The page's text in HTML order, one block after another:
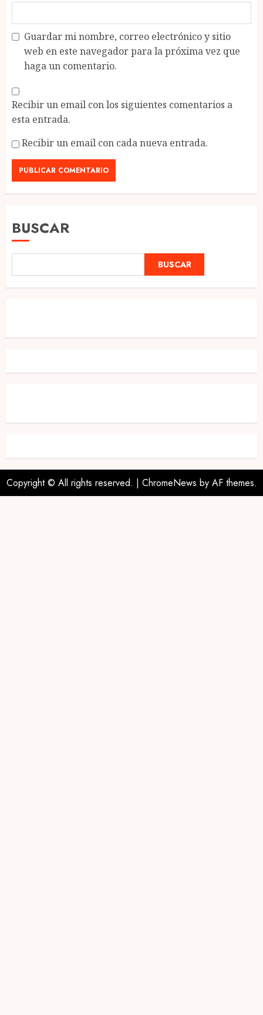
Guardar mi nombre, correo electrónico y sitio
web en este navegador para la próxima vez que
haga un comentario.
Recibir un email con los siguientes comentarios a
esta entrada.
Recibir un email con cada nueva entrada.
BUSCAR
BUSCAR
Copyright © All rights reserved. | ChromeNews by AF themes.